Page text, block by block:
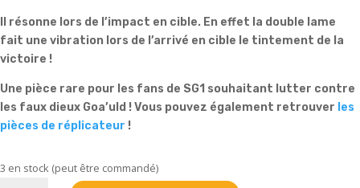
Il résonne lors de l’impact en cible. En effet la double lame
fait une vibration lors de l’arrivé en cible le tintement de la
victoire !
Une pièce rare pour les fans de SG1 souhaitant lutter contre
les faux dieux Goa’uld ! Vous pouvez également retrouver les
pièces de réplicateur !
3 en stock (peut être commandé)